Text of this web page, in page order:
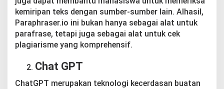
kemiripan teks dengan sumber-sumber lain. Alhasil,
Paraphraser.io ini bukan hanya sebagai alat untuk
parafrase, tetapi juga sebagai alat untuk cek
plagiarisme yang komprehensif.
Chat GPT
ChatGPT merupakan teknologi kecerdasan buatan